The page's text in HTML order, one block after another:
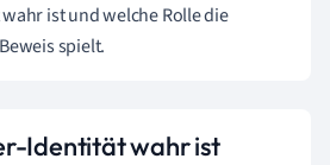
ist und welche Rolle die
spielt.
Identität wahr ist